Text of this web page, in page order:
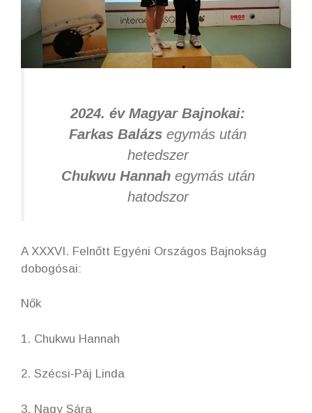
2024. év Magyar Bajnokai:
Farkas Balázs egymás után
hetedszer
Chukwu Hannahegymás után
hatodszor
A XXXVI. Felnőtt Egyéni Országos Bajnokság
dobogósai:
Nők
1. Chukwu Hannah
2. Szécsi-Páj Linda
3. Nagy Sára